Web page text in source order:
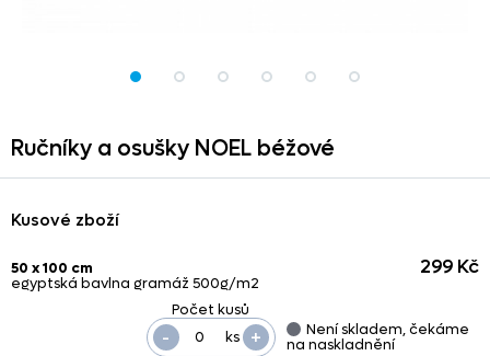
Ručníky a osušky NOEL béžové
Kusové zboží
50 x 100 cm
egyptská bavlna gramáž 500g/m2
ks +
-
299 Kč
Není skladem, čekáme
na naskladnění